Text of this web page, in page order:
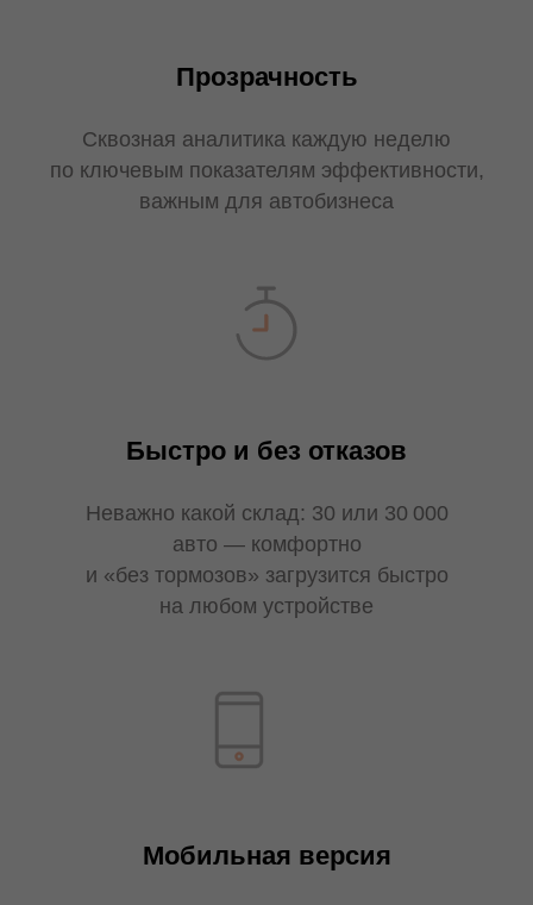
Прозрачность
Сквозная аналитика каждую неделю
по ключевым показателям эффективности,
важным для автобизнеса
Быстро и без отказов
Неважно какой склад: 30 или 30 000
авто — комфортно
и «без тормозов» загрузится быстро
на любом устройстве
Мобильная версия